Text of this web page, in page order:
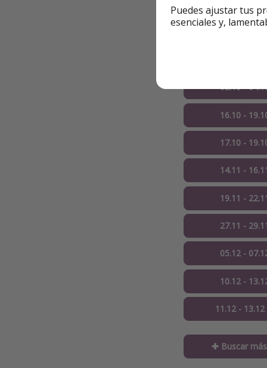
11.09 -
12.09 -
02.10 -
16.10 -
17.10 -
14.11 -
19.11 -
27.11 -
05.12 -
10.12 -
11.12 -
✚ Buscar
Puedes ajustar tus
esenciales y,